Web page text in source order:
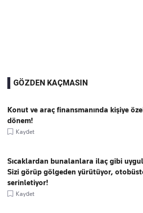
GÖZDEN KAÇMASIN
Konut ve araç finansmanında kişiye
dönem!
Kaydet
Sıcaklardan bunalanlara ilaç gibi
Sizi görüp gölgeden yürütüyor,
serinletiyor!
Kaydet